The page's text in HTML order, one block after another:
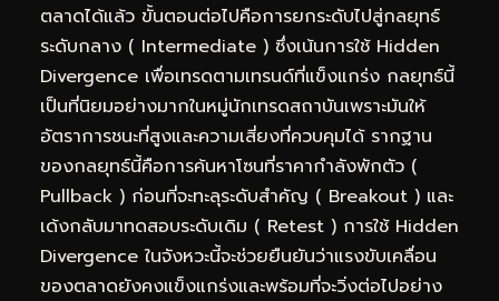
ตลาดได้แล้ว ขั้นตอนต่อไปคือการยกระดับไปสู่กลยุทธ์
ระดับกลาง ( Intermediate ) ซึ่งเน้นการใช้ Hidden
Divergence เพื่อเทรดตามเทรนด์ที่แข็งแกร่ง กลยุทธ์นี้
เป็นที่นิยมอย่างมากในหมู่นักเทรดสถาบันเพราะมันให้
อัตราการชนะที่สูงและความเสี่ยงที่ควบคุมได้ รากฐาน
ของกลยุทธ์นี้คือการค้นหาโซนที่ราคากำลังพักตัว (
Pullback ) ก่อนที่จะทะลุระดับสำคัญ ( Breakout ) และ
เด้งกลับมาทดสอบระดับเดิม ( Retest ) การใช้ Hidden
Divergence ในจังหวะนี้จะช่วยยืนยันว่าแรงขับเคลื่อน
ของตลาดยังคงแข็งแกร่งและพร้อมที่จะวิ่งต่อไปอย่าง